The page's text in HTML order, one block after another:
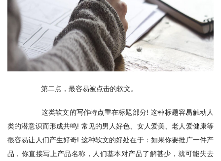
第二点，最容易被点击的软文。
这类软文的写作特点重在标题部分! 这种标题容易触动人
类的潜意识而形成共鸣! 常见的男人好色、女人爱美、老人爱健康等
很容易让人们产生好奇! 这种软文的好处在于：如果你要推广一件产
品，你直接写上产品名称，人们基本对产品了解甚少，就可能失去